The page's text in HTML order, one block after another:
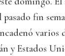
pasado fin
varios
y Estados